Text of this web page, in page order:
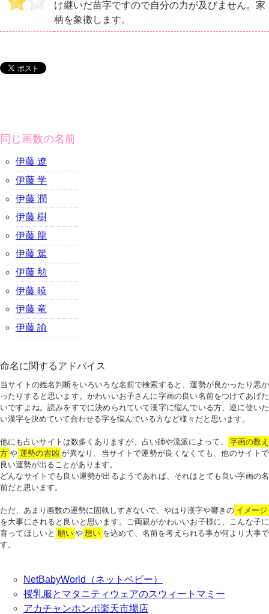
け継いだ苗字ですので自分の力が及びません。家
柄を象徴します。
同じ画数の名前
伊藤 遼
伊藤 学
伊藤 潤
伊藤 樹
伊藤 龍
伊藤 篤
伊藤 勲
伊藤 暁
伊藤 竜
伊藤 諭
命名に関するアドバイス
当サイトの姓名判断をいろいろな名前で検索すると、運勢が良かったり悪か
ったりすると思います。かわいいお子さんに字画の良い名前をつけてあげた
いですよね。読みをすでに決められていて漢字に悩んでいる方、逆に使いた
い漢字を決めていて合わせる字を悩んでいる方など様々だと思います。
他にも占いサイトは数多くありますが、占い師や流派によって、
字画の数え
方 や 運勢の吉凶 が異なり、当サイトで運勢が良くなくても、他のサイトで
良い運勢が出ることがあります。
どんなサイトでも良い運勢が出るようであれば、それはとても良い字画の名
前だと思います。
ただ、あまり画数の運勢に固執しすぎないで、やはり漢字や響きの イメージ
を大事にされると良いと思います。ご両親がかわいいお子様に、こんな子に
育ってほしいと 願い や 想い を込めて、名前を考えられる事が何より大事で
す。
NetBabyWorld（ネットベビー）
授乳服とマタニティウェアのスウィートマミー
アカチャンホンポ楽天市場店